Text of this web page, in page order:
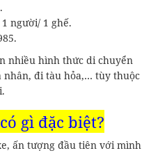
người/ 1 ghế.
nhiều hình thức di chuyển
nhân, đi tàu hỏa,… tùy thuộc
có gì đặc biệt?
ấn tượng đầu tiên với mình